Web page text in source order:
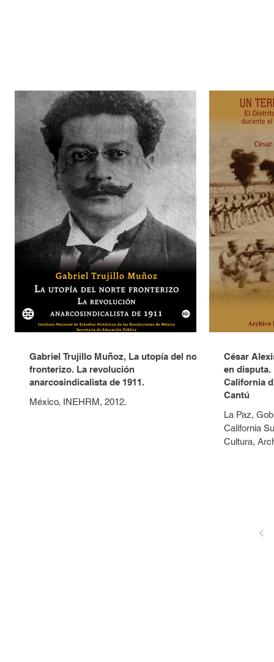
Gabriel Trujillo Muñoz, La utopía del norte
fronterizo. La revolución
anarcosindicalista de 1911.
México, INEHRM, 2012.
César
en disputa.
California
Cantú
La Paz,
California
Cultura,